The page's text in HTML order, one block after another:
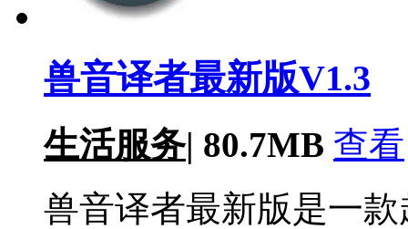
兽音译者最新版V1.3
生活服务| 80.7MB 查看
兽音译者最新版是一